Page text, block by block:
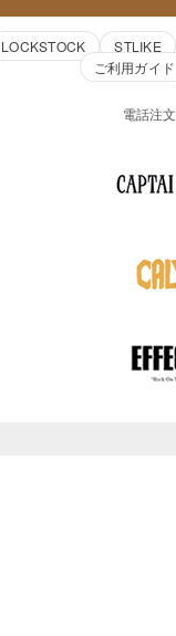
LOCKSTOCK STLIKE
ご利用ガイド
電話注文